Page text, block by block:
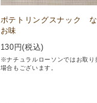
ポテトリングスナック
お味
130 円(税込)
※ナチュラルローソンではお取り
場合もございます。